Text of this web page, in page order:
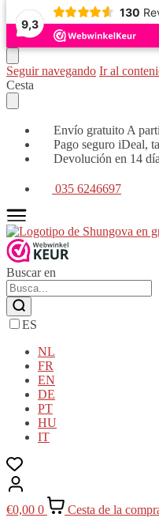
9,3
130
Seguir navegando Ir al
Cesta
Envío gratuito A
Pago seguro iDeal,
Devolución en 14
035 6246697
Buscar en
ES
NL
FR
EN
DE
PT
HU
IT
€0,00 0
Cesta de la